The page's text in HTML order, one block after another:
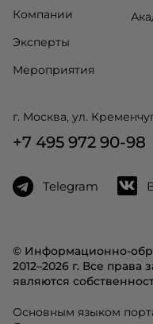
© Информационно-
2012–2026 г. Все
являются
Основным языком
Компании
Эксперты
Мероприятия
г. Москва, ул.
+7 495 972 90-98
Telegram